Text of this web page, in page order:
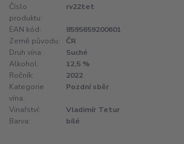
Číslo
produktu:
rv22tet
EAN kód:
8595659200601
Země původu:
ČR
Druh vína:
Suché
Alkohol:
12,5 %
Ročník:
2022
Kategorie
vína:
Pozdní sběr
Vinařství:
Vladimír Tetur
Barva:
bílé